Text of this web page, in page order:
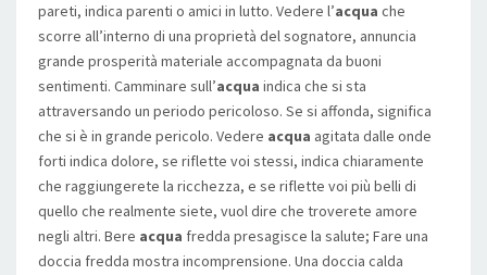
pareti, indica parenti o amici in lutto. Vedere l’acqua che
scorre all’interno di una proprietà del sognatore, annuncia
grande prosperità materiale accompagnata da buoni
sentimenti. Camminare sull’acqua indica che si sta
attraversando un periodo pericoloso. Se si affonda, significa
che si è in grande pericolo. Vedere acqua agitata dalle onde
forti indica dolore, se riflette voi stessi, indica chiaramente
che raggiungerete la ricchezza, e se riflette voi più belli di
quello che realmente siete, vuol dire che troverete amore
negli altri. Bere acqua fredda presagisce la salute; Fare una
doccia fredda mostra incomprensione. Una doccia calda